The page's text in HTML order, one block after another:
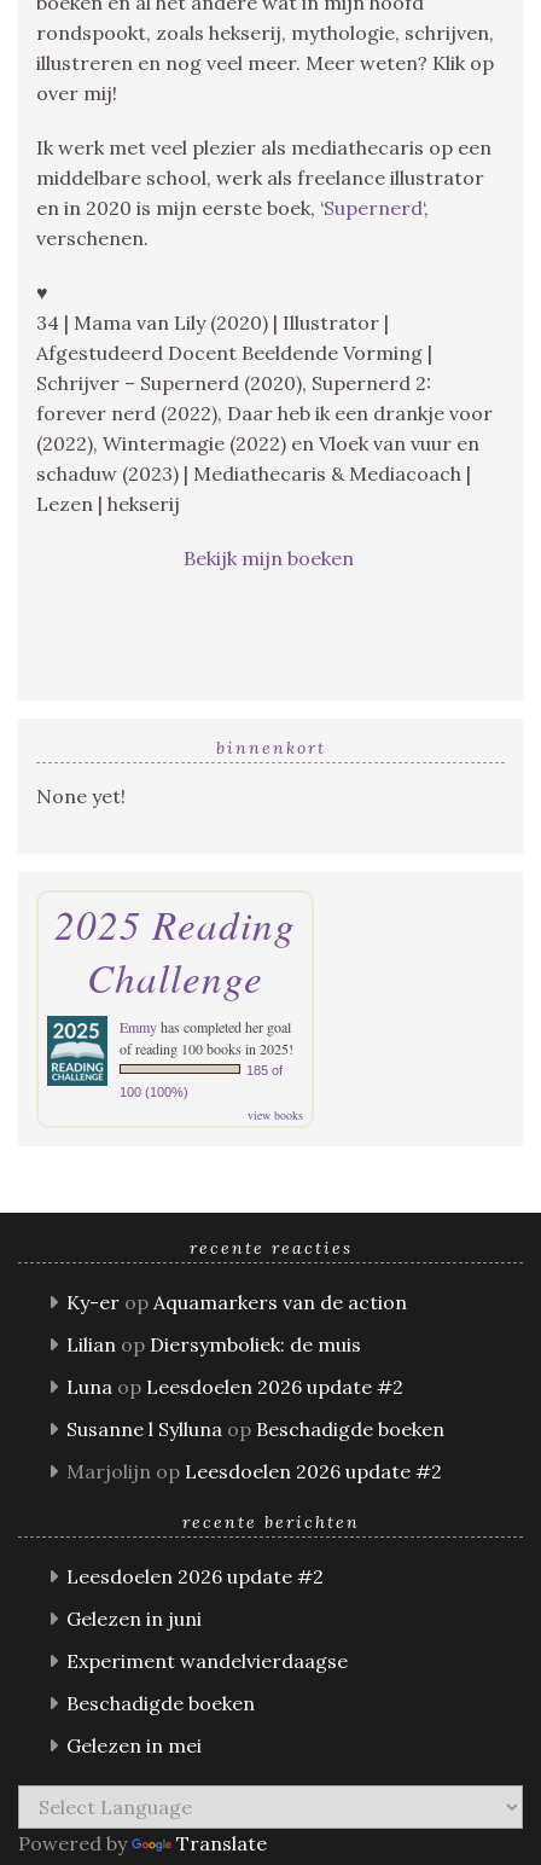
rondspookt, zoals hekserij, mythologie, schrijven,
illustreren en nog veel meer. Meer weten? Klik op
over mij!
Ik werk met veel plezier als mediathecaris op een
middelbare school, werk als freelance illustrator
en in 2020 is mijn eerste boek, ‘Supernerd‘,
verschenen.
♥
34 | Mama van Lily (2020) | Illustrator |
Afgestudeerd Docent Beeldende Vorming |
Schrijver – Supernerd (2020), Supernerd 2:
forever nerd (2022), Daar heb ik een drankje voor
(2022), Wintermagie (2022) en Vloek van vuur en
schaduw (2023) | Mediathecaris & Mediacoach |
Lezen | hekserij
Bekijk mijn boeken
binnenkort
None yet!
2025 Reading
Challenge
Emmyhas completed her goal
of reading 100 books in 2025!
185 of
100 (100%)
view books
recente reacties
Ky-er op Aquamarkers van de action
Lilian op Diersymboliek: de muis
Luna op Leesdoelen 2026 update #2
Susanne l Sylluna op Beschadigde boeken
Marjolijn op Leesdoelen 2026 update #2
recente berichten
Leesdoelen 2026 update #2
Gelezen in juni
Experiment wandelvierdaagse
Beschadigde boeken
Gelezen in mei
Powered by Translate